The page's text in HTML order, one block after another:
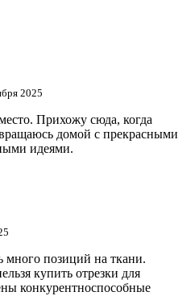
2025
Прихожу сюда, когда
домой с прекрасными
идеями.
позиций на ткани.
купить отрезки для
конкурентноспособные